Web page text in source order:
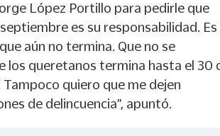
López Portillo para pedirle que
es su responsabilidad. Es
aún no termina. Que no se
los queretanos termina hasta el 30
Tampoco quiero que me dejen
de delincuencia”, apuntó.